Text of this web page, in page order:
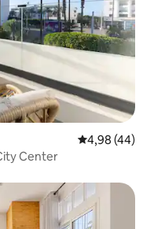
Gemiddelde
4,98 (44)
Center